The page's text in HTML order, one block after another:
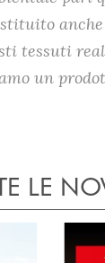
tessuti
un
LE